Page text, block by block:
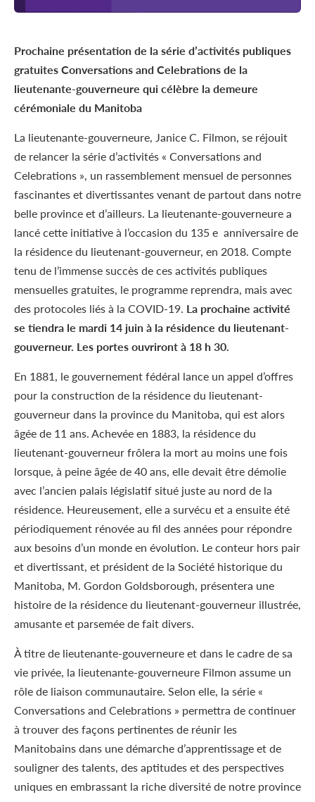
Prochaine présentation de la série d’activités publiques
gratuites Conversations and Celebrations de la
lieutenante-gouverneure qui célèbre la demeure
cérémoniale du Manitoba
La lieutenante-gouverneure, Janice C. Filmon, se réjouit
de relancer la série d’activités « Conversations and
Celebrations », un rassemblement mensuel de personnes
fascinantes et divertissantes venant de partout dans notre
belle province et d’ailleurs. La lieutenante-gouverneure a
lancé cette initiative à l’occasion du 135 e anniversaire de
la résidence du lieutenant-gouverneur, en 2018. Compte
tenu de l’immense succès de ces activités publiques
mensuelles gratuites, le programme reprendra, mais avec
des protocoles liés à la COVID-19. La prochaine activité
se tiendra le mardi 14 juin à la résidence du lieutenant-
gouverneur. Les portes ouvriront à 18 h 30.
En 1881, le gouvernement fédéral lance un appel d’offres
pour la construction de la résidence du lieutenant-
gouverneur dans la province du Manitoba, qui est alors
âgée de 11 ans. Achevée en 1883, la résidence du
lieutenant-gouverneur frôlera la mort au moins une fois
lorsque, à peine âgée de 40 ans, elle devait être démolie
avec l’ancien palais législatif situé juste au nord de la
résidence. Heureusement, elle a survécu et a ensuite été
périodiquement rénovée au fil des années pour répondre
aux besoins d’un monde en évolution. Le conteur hors pair
et divertissant, et président de la Société historique du
Manitoba, M. Gordon Goldsborough, présentera une
histoire de la résidence du lieutenant-gouverneur illustrée,
amusante et parsemée de fait divers.
À titre de lieutenante-gouverneure et dans le cadre de sa
vie privée, la lieutenante-gouverneure Filmon assume un
rôle de liaison communautaire. Selon elle, la série «
Conversations and Celebrations » permettra de continuer
à trouver des façons pertinentes de réunir les
Manitobains dans une démarche d’apprentissage et de
souligner des talents, des aptitudes et des perspectives
uniques en embrassant la riche diversité de notre province